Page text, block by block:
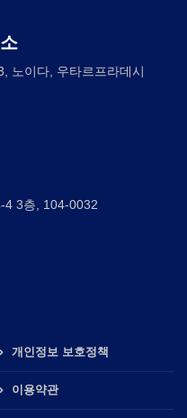
노이다, 우타르프라데시
4 3층, 104-0032
개인정보 보호정책
이용약관